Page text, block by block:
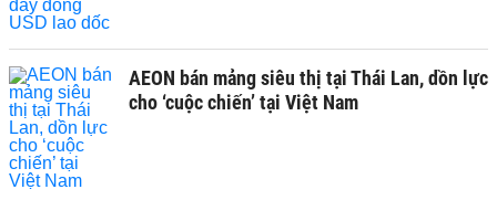
AEON bán mảng siêu thị tại Thái Lan, dồn lực
cho ‘cuộc chiến’ tại Việt Nam